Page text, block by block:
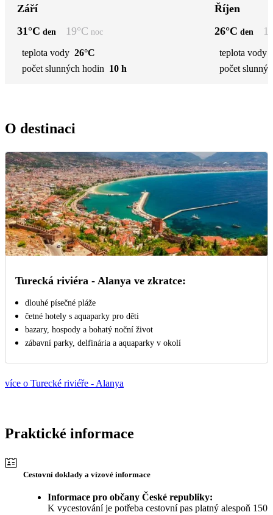
Září
31°C den 19°C noc
teplota vody 26°C
počet slunných hodin 10 h
Říjen
26°C den
teplota vody
počet
O destinaci
Turecká riviéra - Alanya ve zkratce:
dlouhé písečné pláže
četné hotely s aquaparky pro děti
bazary, hospody a bohatý noční život
zábavní parky, delfinária a aquaparky v okolí
více o Turecké riviéře - Alanya
Praktické informace
Cestovní doklady a vízové informace
Informace pro občany České republiky:
K vycestování je potřeba cestovní pas platný alespoň 150